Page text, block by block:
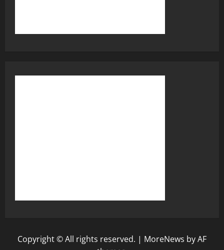
Copyright © All rights reserved. | MoreNews by AF